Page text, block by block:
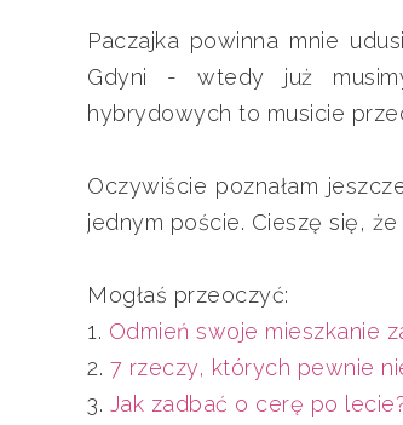
Paczajka powinna mnie
Gdyni - wtedy już
hybrydowych to musicie
Oczywiście poznałam
jednym poście. Cieszę się,
Mogłaś przeoczyć:
1. Odmień swoje mieszkanie
2. 7 rzeczy, których pewnie
3. Jak zadbać o cerę po